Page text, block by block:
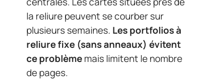
la reliure peuvent se courber sur
plusieurs semaines. Les portfolios à
reliure fixe (sans anneaux) évitent
ce problèmemais limitent le nombre
de pages.